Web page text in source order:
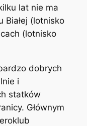
lat nie ma
Białej (lotnisko
(lotnisko
dobrych
i
statków
Głównym